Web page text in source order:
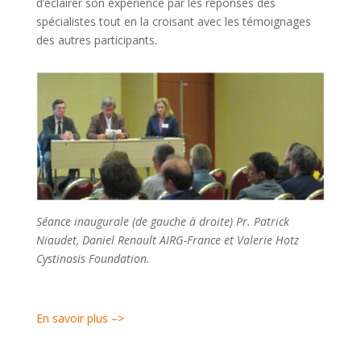
spécialistes tout en la croisant avec les témoignages
des autres participants.
Séance inaugurale (de gauche à droite) Pr. Patrick
Niaudet, Daniel Renault AIRG-France et Valerie Hotz
Cystinosis Foundation.
En savoir plus –>